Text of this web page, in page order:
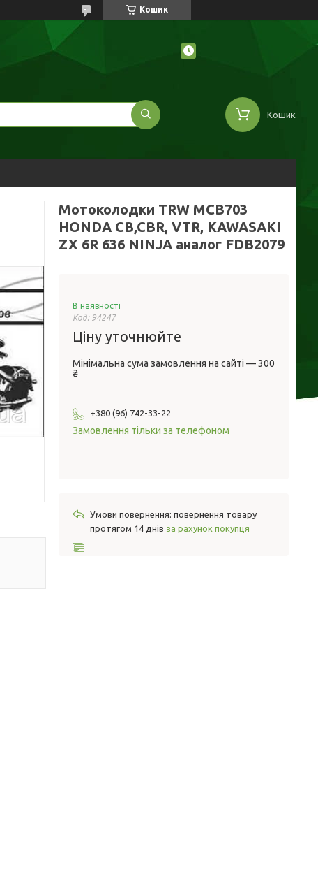
Кошик
Кошик
Мотоколодки TRW MCB703
HONDA CB,CBR, VTR, KAWASAKI
ZX 6R 636 NINJA аналог FDB2079
В наявності
Код: 94247
Ціну уточнюйте
Мінімальна сума замовлення на сайті — 300
₴
+380 (96) 742-33-22
Замовлення тільки за телефоном
повернення товару
протягом 14 днів за рахунок покупця